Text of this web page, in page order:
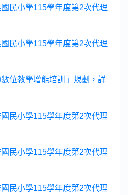
民小學115學年度第2次代理
民小學115學年度第2次代理
位教學增能培訓」規劃，詳
民小學115學年度第2次代理
民小學115學年度第2次代理
民小學115學年度第2次代理